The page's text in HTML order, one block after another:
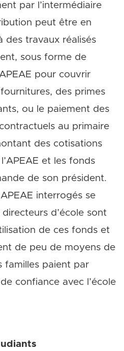
par l’intermédiaire
peut être en
des travaux réalisés
sous forme de
pour couvrir
des primes
ou le paiement des
au primaire
des cotisations
et les fonds
de son président.
interrogés se
d’école sont
de ces fonds et
de peu de moyens de
familles paient par
confiance avec l’école